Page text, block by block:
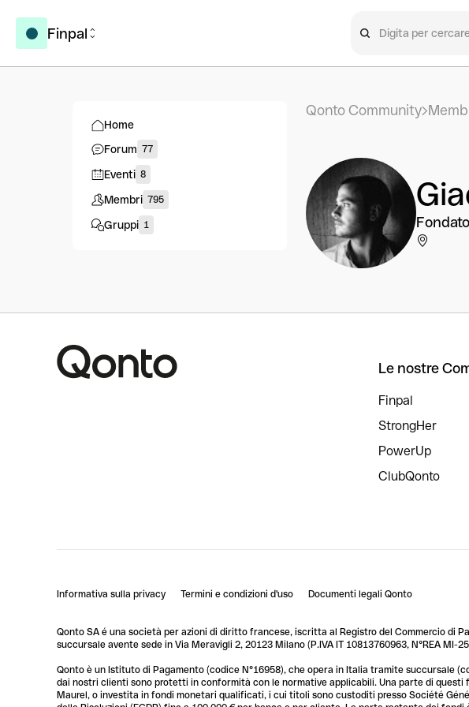
Finpal
Home
Forum 77
Eventi 8
Membri 795
Gruppi 1
Qonto Community
Le nostre
Finpal
StrongHer
PowerUp
ClubQonto
Informativa sulla privacy Termini e condizioni d'uso Documenti legali Qonto
Qonto SA é una società per azioni di diritto francese, iscritta al Registro del Commercio di
succursale avente sede in Via Meravigli 2, 20123 Milano (P.IVA IT 10813760963, N°REA MI-
Qonto è un Istituto di Pagamento (codice N°16958), che opera in Italia tramite succursale
dai nostri clienti sono protetti in conformità con le normative applicabili. Una parte di
Maurel, o investita in fondi monetari qualificati, i cui titoli sono custoditi presso Société